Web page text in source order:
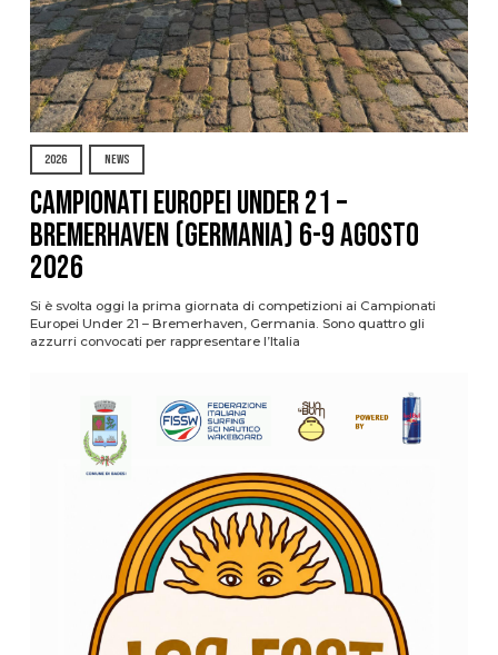
2026 NEWS
Campionati Europei Under 21 –
Bremerhaven (Germania) 6-9 agosto
2026
Si è svolta oggi la prima giornata di competizioni ai Campionati
Europei Under 21 – Bremerhaven, Germania. Sono quattro gli
azzurri convocati per rappresentare l’Italia